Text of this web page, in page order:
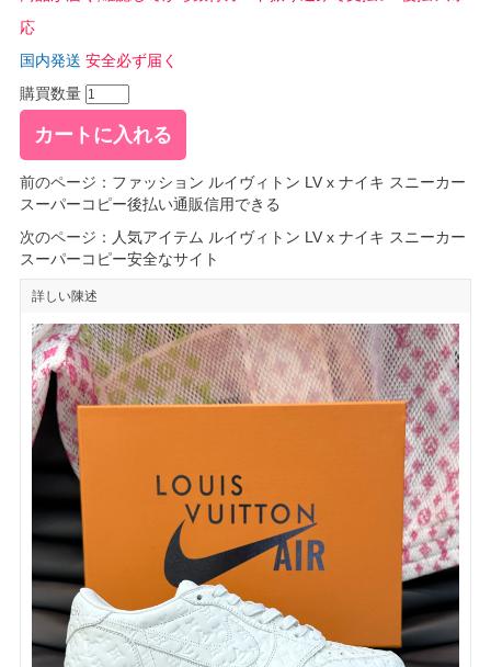
応
国内発送 安全必ず届く
購買数量
前のページ： ファッション ルイヴィトン LV x ナイキ スニーカー
スーパーコピー後払い通販信用できる
次のページ： 人気アイテム ルイヴィトン LV x ナイキ スニーカー
スーパーコピー安全なサイト
詳しい陳述